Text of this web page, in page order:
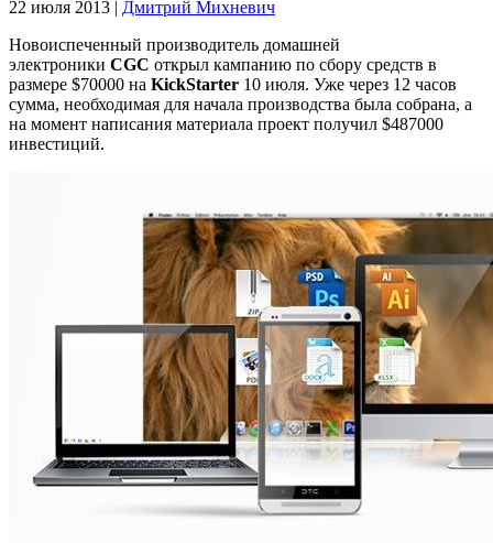
22 июля 2013 | Дмитрий Михневич
Новоиспеченный производитель домашней
электроники CGC открыл кампанию по сбору средств в
размере $70000 на KickStarter 10 июля. Уже через 12 часов
сумма, необходимая для начала производства была собрана, а
на момент написания материала проект получил $487000
инвестиций.